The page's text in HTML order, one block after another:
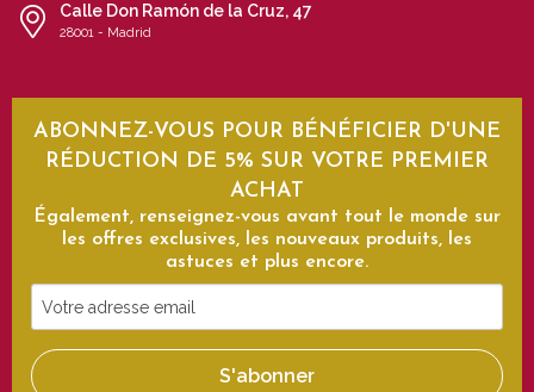
Calle Don Ramón de la Cruz, 47
28001 - Madrid
ABONNEZ-VOUS POUR BÉNÉFICIER D'UNE
RÉDUCTION DE 5% SUR VOTRE PREMIER
ACHAT
Également, renseignez-vous avant tout le monde sur
les offres exclusives, les nouveaux produits, les
astuces et plus encore.
Votre
adresse
email
S'abonner